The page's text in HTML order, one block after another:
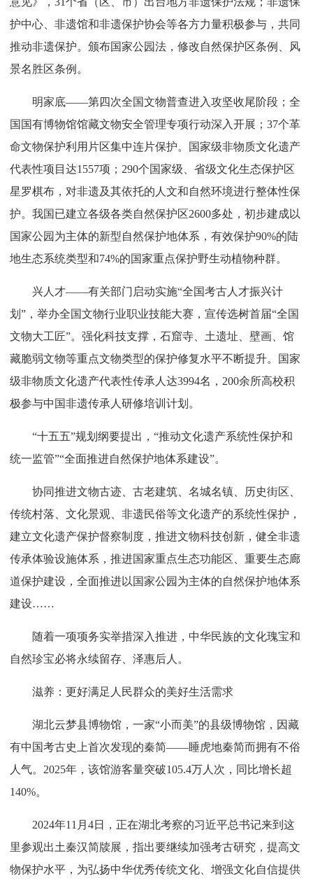
护中心、非遗馆和非遗保护协会等各方力量积极参与，共同
推动非遗保护。颁布国家公园法，修改自然保护区条例、风
景名胜区条例。
明家底——第四次全国文物普查进入攻坚收尾阶段；全
国国有博物馆馆藏文物安全管理专项行动深入开展；37个革
命文物保护利用片区集中连片保护。国家级非物质文化遗产
代表性项目达1557项；290个国家级、省级文化生态保护区
星罗棋布，对非遗及其依托的人文和自然环境进行整体性保
护。我国已建立各级各类自然保护区2600多处，初步建成以
国家公园为主体的新型自然保护地体系，有效保护90%的陆
地生态系统类型和74%的国家重点保护野生动植物种群。
兴人才——有关部门启动实施“全国考古人才振兴计
划”，举办全国文物行业职业技能大赛，宣传选树首届“全国
文物大工匠”。强化科技支撑，石窟寺、土遗址、壁画、馆
藏脆弱文物等重点文物类型的保护修复水平不断提升。国家
级非物质文化遗产代表性传承人达3994名，200余所高校积
极参与中国非遗传承人研修培训计划。
“十五五”规划纲要提出，“推动文化遗产系统性保护和
统一监管”“全面推进自然保护地体系建设”。
协同推进文物古迹、古老建筑、名城名镇、历史街区、
传统村落、文化景观、非遗民俗等文化遗产的系统性保护，
建立文化遗产保护督察制度，推进文物科技创新，健全非遗
传承体验设施体系，推进国家重点生态功能区、重要生态廊
道保护建设，全面推进以国家公园为主体的自然保护地体系
建设……
随着一项项务实举措深入推进，中华民族的文化瑰宝和
自然珍宝必将永续留存、泽惠后人。
滋养：更好满足人民群众的美好生活需求
湖北云梦县博物馆，一家“小而美”的县级博物馆，因藏
有中国考古史上首次发现的秦简——睡虎地秦简而拥有不俗
人气。2025年，该馆游客量突破105.4万人次，同比增长超
140%。
2024年11月4日，正在湖北考察的习近平总书记来到这
里参观出土秦汉简牍展，指出要继续加强考古研究，提高文
物保护水平，为弘扬中华优秀传统文化、增强文化自信提供